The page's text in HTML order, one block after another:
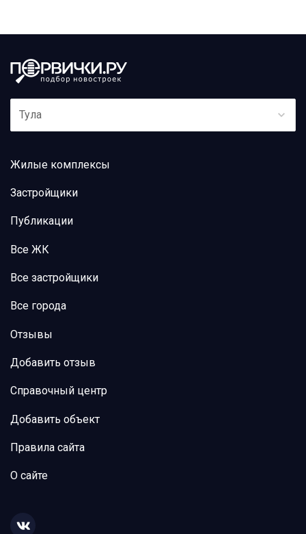
Тула
Жилые комплексы
Застройщики
Публикации
Все ЖК
Все застройщики
Все города
Отзывы
Добавить отзыв
Справочный центр
Добавить объект
Правила сайта
О сайте